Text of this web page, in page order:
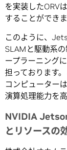
を実装したORV
することができま
このように、
SLAMと駆動系
ープラーニング
担っております
コンピューター
演算処理能力を
NVIDIA
とリソースの